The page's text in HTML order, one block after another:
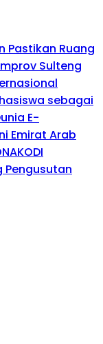
Pastikan Ruang
Sulteng
sebagai
E-
Emirat Arab
Pengusutan